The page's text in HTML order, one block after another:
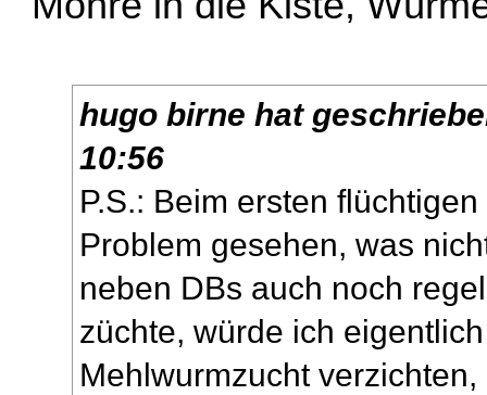
hugo birne hat
10:56
P.S.: Beim ersten
Problem gesehen, was
neben DBs auch noch
züchte, würde ich
Mehlwurmzucht